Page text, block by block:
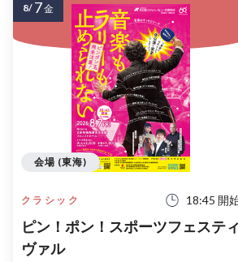
クラシック 18:45 開
ピン！ポン！スポーツフェステ
ヴァル
会場 (東海)
8/ 7金